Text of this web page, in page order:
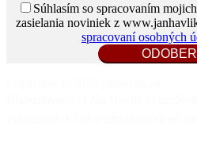
Súhlasím so spracovaním
zasielania noviniek z
spracovaní osobných